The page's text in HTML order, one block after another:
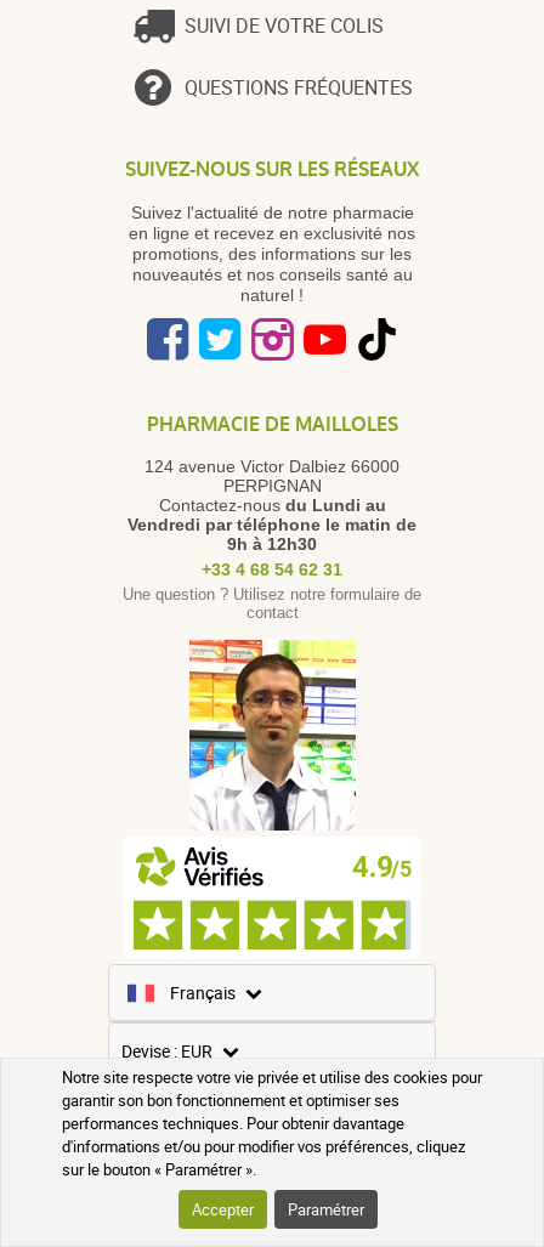
Notre site respecte votre vie privée et utilise des cookies pour
garantir son bon fonctionnement et optimiser ses
performances techniques. Pour obtenir davantage
d'informations et/ou pour modifier vos préférences, cliquez
sur le bouton « Paramétrer ».
Accepter
Paramétrer
SUIVI DE VOTRE COLIS
QUESTIONS FRÉQUENTES
SUIVEZ-NOUS SUR LES RÉSEAUX
Suivez l'actualité de notre pharmacie
en ligne et recevez en exclusivité nos
promotions, des informations sur les
nouveautés et nos conseils santé au
naturel !
PHARMACIE DE MAILLOLES
124 avenue Victor Dalbiez 66000
PERPIGNAN
Contactez-nous du Lundi au
Vendredi par téléphone le matin de
9h à 12h30
+33 4 68 54 62 31
Une question ? Utilisez notre formulaire de
contact
Français
Anglais
Espagnol
Allemand
Russe
Devise : EUR
USD
GBP